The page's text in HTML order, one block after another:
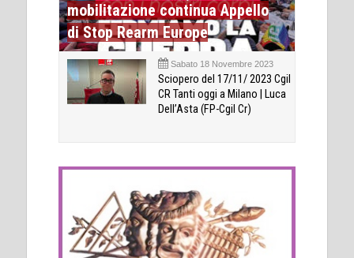
mobilitazione continua Appello
di Stop Rearm Europe
Sabato 18 Novembre 2023
Sciopero del 17/11/ 2023 Cgil
CR Tanti oggi a Milano | Luca
Dell’Asta (FP-Cgil Cr)